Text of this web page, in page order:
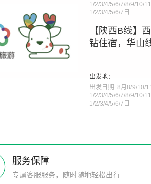
1/2/3/4/5/6/7/8/9/10/
1/2/3/4/5/6/7日
【陕西B线】
钻住宿，华山
line 275
出发地：
出发日期: 8月8/9/10/
1/2/3/4/5/6/7/8/9/10/
1/2/3/4/5/6/7日
服务保障
专属客服服务，随时随地轻松出行